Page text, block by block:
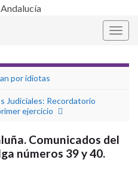
por idiotas
Judiciales: Recordatorio
ejercicio
Comunicados del
números 39 y 40.